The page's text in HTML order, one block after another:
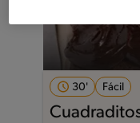
30' Fácil